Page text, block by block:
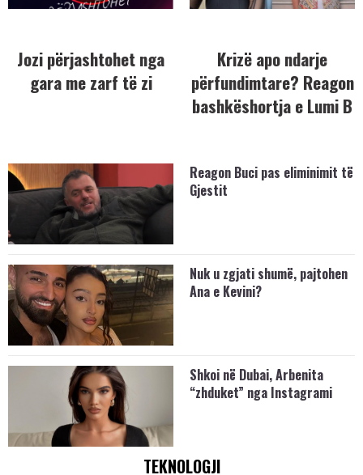
Jozi përjashtohet nga
gara me zarf të zi
Krizë apo ndarje
përfundimtare? Reagon
bashkëshortja e Lumi B
Reagon Buci pas eliminimit të
Gjestit
Nuk u zgjati shumë, pajtohen
Ana e Kevini?
Shkoi në Dubai, Arbenita
“zhduket” nga Instagrami
TEKNOLOGJI